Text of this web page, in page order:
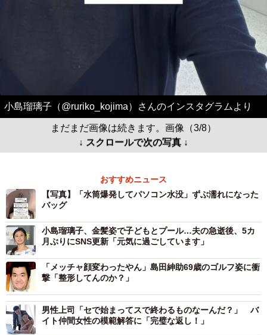
小島瑠璃子（@ruriko_kojima）さんのインスタグラムより
まだまだ画像は続きます。画像（3/8）
↓ スクロールで次の写真 ↓
おすすめニュース
【写真】「水筒爆発してパソコン水没」ずぶ濡れになった
バッグ
小島瑠璃子、金髪姿で子どもとプール…夫の急逝後、5カ
月ぶりにSNS更新「元気に過ごしています」
「メッチャ顔変わったやん」島田紳助69歳のゴルフ姿に衝
撃「整形してんのか？」
男性上司「セで始まってスで終わるものなーんだ？」 バ
イト仲間女性の模範解答に「完璧な返し！」